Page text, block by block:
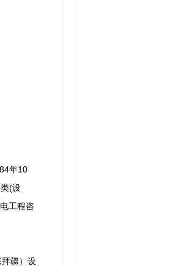
年10
(设
工程咨
疆）设